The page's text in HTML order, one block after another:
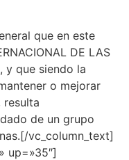
que en este
DE LAS
y que siendo la
o mejorar
resulta
de un grupo
vc_column_text]
up=»35″]